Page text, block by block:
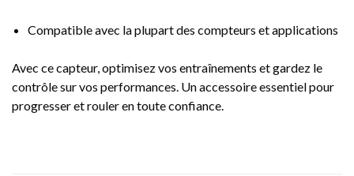
Compatible avec la plupart des compteurs et applications
Avec ce capteur, optimisez vos entraînements et gardez le
contrôle sur vos performances. Un accessoire essentiel pour
progresser et rouler en toute confiance.